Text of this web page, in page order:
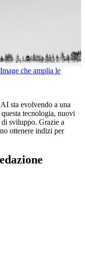
che amplia le
sta evolvendo a una
tecnologia, nuovi
di sviluppo. Grazie a
ottenere indizi per